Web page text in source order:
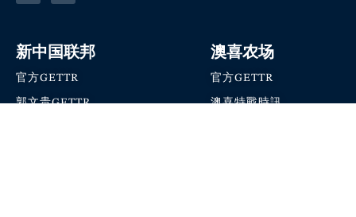
新中国联邦
官方GETTR
郭文贵GETTR
澳喜农场
官方GETTR
澳喜特戰時訊